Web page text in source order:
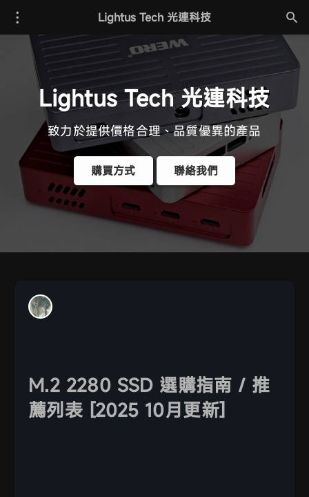
Lightus Tech 光連科技
Lightus Tech 光連科技
致力於提供價格合理、品質優異的產品
購買方式 聯絡我們
M.2 2280 SSD 選購指南 / 推
薦列表 [2025 10月更新]